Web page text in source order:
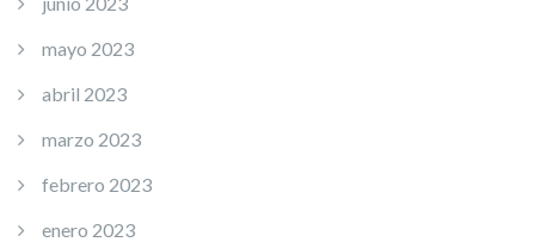
mayo 2023
abril 2023
marzo 2023
febrero 2023
enero 2023